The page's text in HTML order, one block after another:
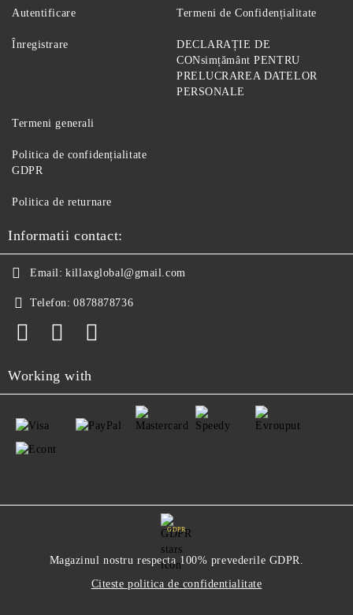
Autentificare
Înregistrare
Termeni de Confidențialitate
DECLARAȚIE DE
CONsimțământ PENTRU
PRELUCRAREA DATELOR
PERSONALE
Termeni generali
Politica de confidențialitate
GDPR
Politica de returnare
Informatii contact:
Email: killaxglobal@gmail.com
Telefon: 0878878736
Working with
GDPR
Magazinul nostru respecta 100% prevederile GDPR.
Citeste politica de confidentialitate